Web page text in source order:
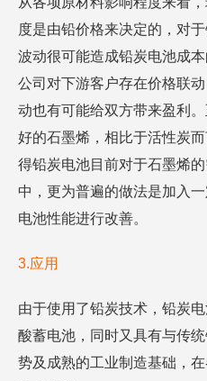
度是由铅价格来决定的，对
波动很可能造成铅炭电池成
公司对下游客户存在价格联
动也有可能给双方带来盈利
好的石墨烯，相比于活性炭
得铅炭电池目前对于石墨烯
中，更为普遍的做法是加入
电池性能进行改善。
3.应用
由于使用了铅炭技术，铅炭
酸蓄电池，同时又具有与传
势及成熟的工业制造基础，